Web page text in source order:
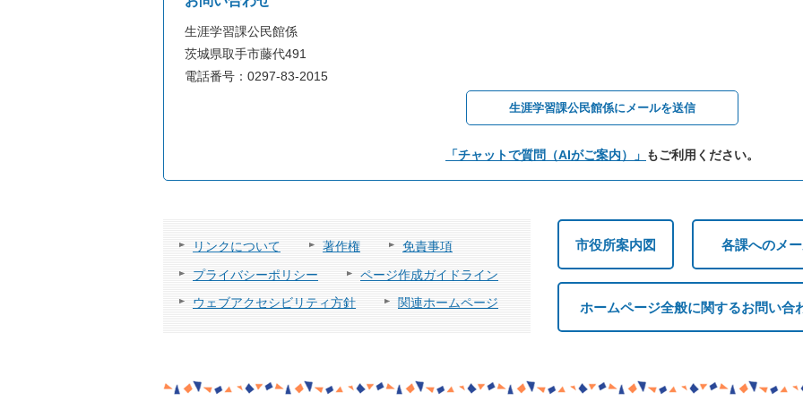
生涯学習課公民館係
茨城県取手市藤代491
電話番号：0297-83-2015
生涯学習課公民館係にメールを送信
「チャットで質問（AIがご案内）」 もご利用ください。
リンクについて 著作権
免責事項
プライバシーポリシー
ページ作成ガイドライン
ウェブアクセシビリティ方針
関連ホームページ
市役所案内図 各課へのメ
ホームページ全般に関するお問い合